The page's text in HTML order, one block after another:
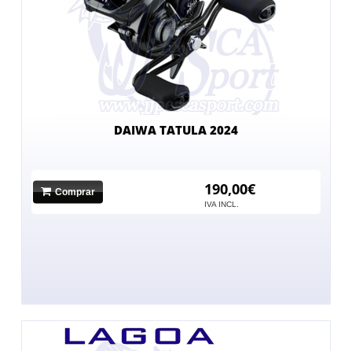
DAIWA TATULA 2024
Comprar 190,00€
IVA INCL.